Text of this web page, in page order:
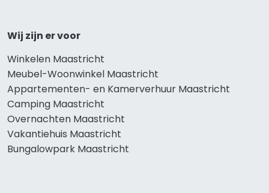
Wij zijn er voor
Winkelen Maastricht
Meubel-Woonwinkel Maastricht
Appartementen- en Kamerverhuur Maastricht
Camping Maastricht
Overnachten Maastricht
Vakantiehuis Maastricht
Bungalowpark Maastricht